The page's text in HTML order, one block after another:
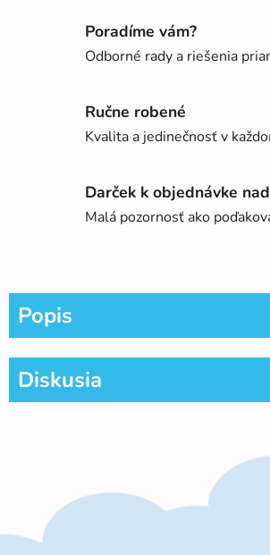
Poradíme vám?
Odborné rady a riešenia
Ručne robené
Kvalita a jedinečnosť v
Darček k objednávke
Malá pozornosť ako
Popis
Diskusia